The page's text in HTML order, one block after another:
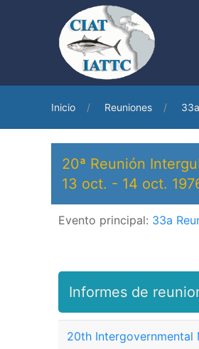
Inicio Reuniones
20ª Reunión
13 oct. - 14 oct.
Evento principal: 33a
Informes de
20th Intergovernmental